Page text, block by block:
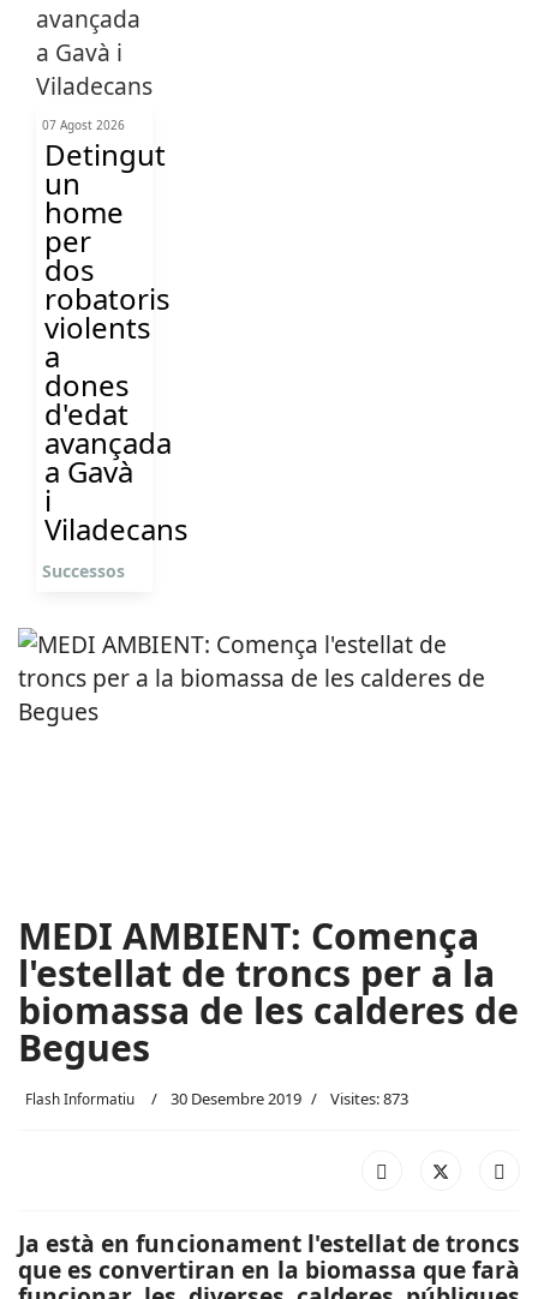
07 Agost 2026
Detingut
un
home
per
dos
robatoris
violents
a
dones
d'edat
avançada
a Gavà
i
Viladecans
Successos
MEDI AMBIENT: Comença
l'estellat de troncs per a la
biomassa de les calderes de
Begues
Flash Informatiu 30 Desembre 2019 Visites: 873
Ja està en funcionament l'estellat de troncs
que es convertiran en la biomassa que farà